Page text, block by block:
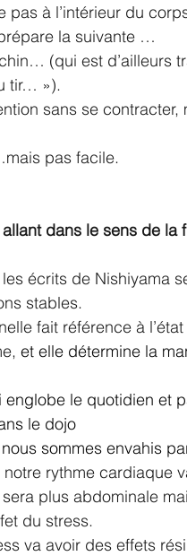
pas à l’intérieur du
la suivante …
(qui est d’ailleurs
tir… »).
sans se
pas facile.
dans le sens de la
les écrits de Nishiyama
stables.
fait référence à
et elle détermine la
englobe le quotidien et
le dojo
sommes envahis
rythme cardiaque
plus abdominale
du stress.
va avoir des effets